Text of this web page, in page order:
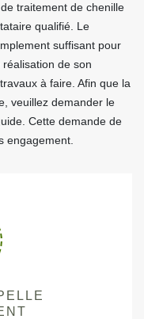
traitement de chenille
qualifié. Le
suffisant pour
de son
à faire. Afin que la
veuillez demander le
Cette demande de
engagement.